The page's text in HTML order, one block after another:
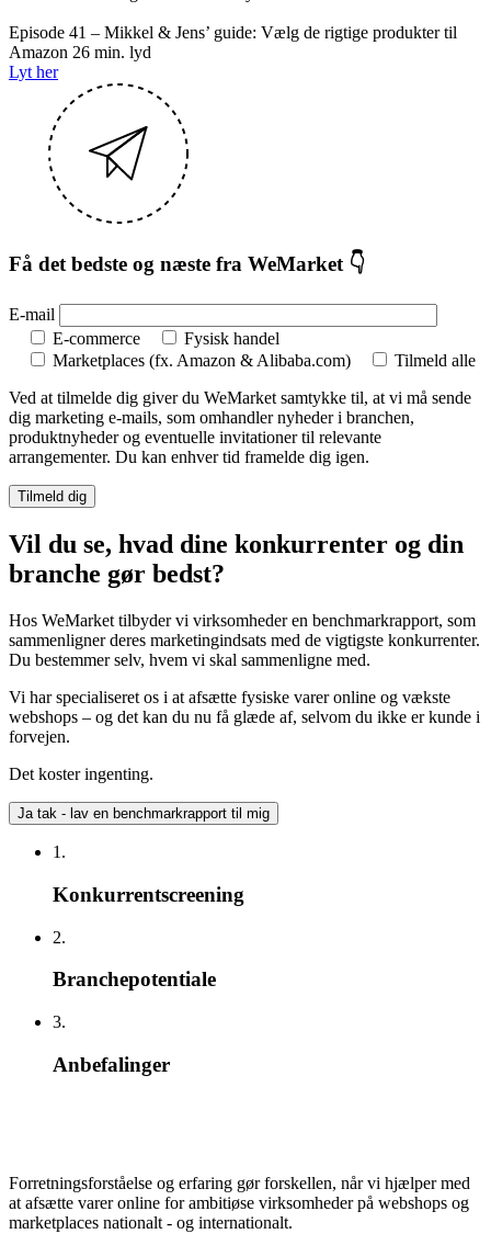
Episode 41 – Mikkel & Jens’ guide: Vælg de rigtige produkter til
Amazon 26 min. lyd
Lyt her
Få det bedste og næste fra WeMarket 👇
E-mail
E-commerce
Fysisk handel
Marketplaces (fx. Amazon & Alibaba.com)
Tilmeld alle
Ved at tilmelde dig giver du WeMarket samtykke til, at vi må sende
dig marketing e-mails, som omhandler nyheder i branchen,
produktnyheder og eventuelle invitationer til relevante
arrangementer. Du kan enhver tid framelde dig igen.
Vil du se, hvad dine konkurrenter og din
branche gør bedst?
Hos WeMarket tilbyder vi virksomheder en benchmarkrapport, som
sammenligner deres marketingindsats med de vigtigste konkurrenter.
Du bestemmer selv, hvem vi skal sammenligne med.
Vi har specialiseret os i at afsætte fysiske varer online og vækste
webshops – og det kan du nu få glæde af, selvom du ikke er kunde i
forvejen.
Det koster ingenting.
Ja tak - lav en benchmarkrapport til mig
1.
Konkurrentscreening
2.
Branchepotentiale
3.
Anbefalinger
Forretningsforståelse og erfaring gør forskellen, når vi hjælper med
at afsætte varer online for ambitiøse virksomheder på webshops og
marketplaces nationalt - og internationalt.